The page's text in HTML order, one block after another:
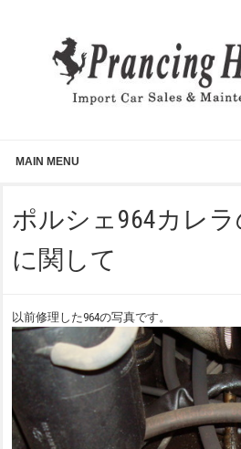
MAIN MENU
ポルシェ964カレ
に関して
以前修理した964の写真です。